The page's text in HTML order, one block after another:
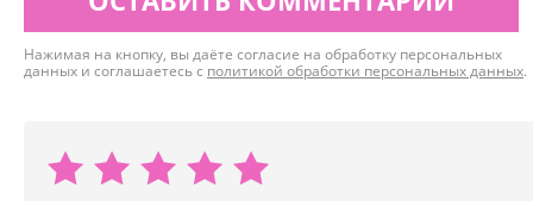
Нажимая на кнопку, вы даёте согласие на обработку персональных
данных и соглашаетесь с политикой обработки персональных данных.